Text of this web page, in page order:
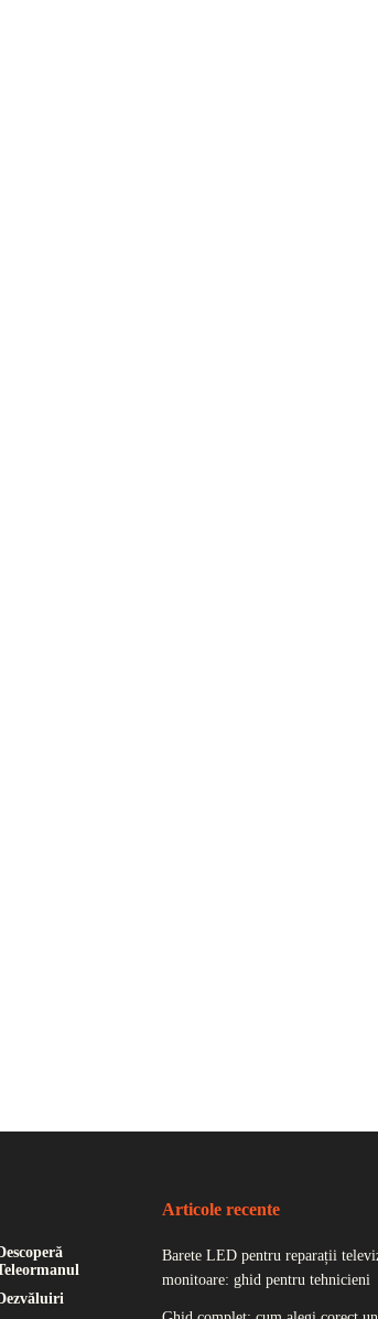
Articole recente
Barete LED pentru reparații
monitoare: ghid pentru tehnicieni